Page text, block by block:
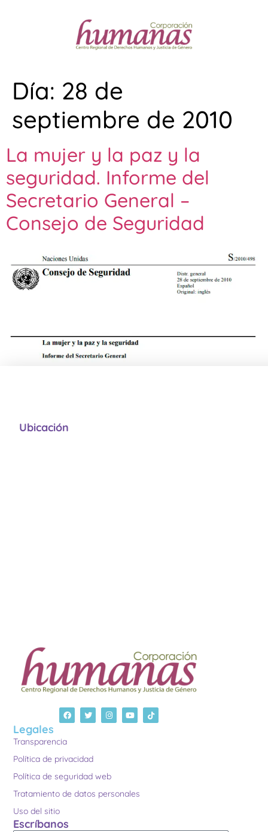
Día: 28 de
septiembre de 2010
La mujer y la paz y la
seguridad. Informe del
Secretario General –
Consejo de Seguridad
Legales
Transparencia
Política de privacidad
Política de seguridad web
Tratamiento de datos personales
Uso del sitio
Escríbanos
Ubicación